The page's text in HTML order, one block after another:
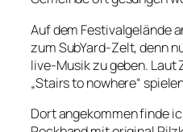
Auf dem Festivalgelände
zum SubYard-Zelt, denn
live-Musik zu geben.
„Stairs to nowhere“
Dort angekommen finde